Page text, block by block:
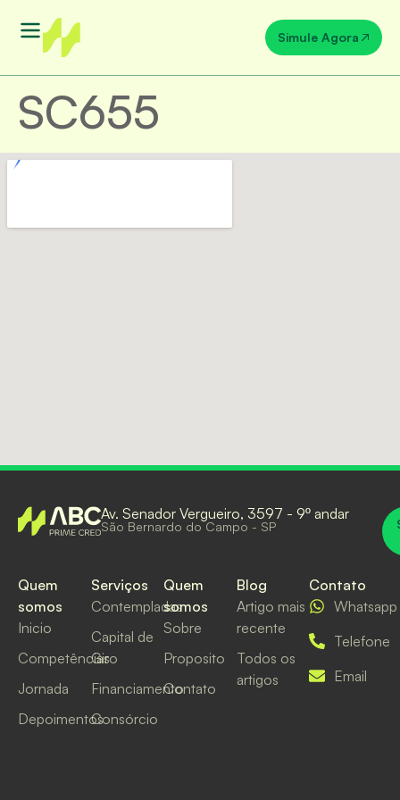
Simule Agora
SC655
Av. Senador Vergueiro, 3597 - 9º andar
São Bernardo do Campo - SP
Quem
somos
Inicio
Competências
Jornada
Depoimentos
Serviços
Contempladas
Capital de
Giro
Financiamento
Consórcio
Quem
somos
Sobre
Proposito
Contato
Blog
Artigo mais
recente
Todos os
artigos
Contato
Whatsapp
Telefone
Email